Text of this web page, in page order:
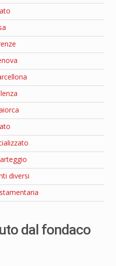
diversi
dal fondaco